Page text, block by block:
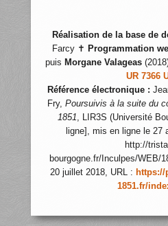
Réalisation de la base de
Farcy ✝ Programmation
puis Morgane Valageas
UR 7366
Référence électronique :
Fry, Poursuivis à la suite du
1851, LIR3S (Université
ligne], mis en ligne le 27
http://
bourgogne.fr/Inculpes/WEB/
20 juillet 2018, URL : https://
1851.fr/